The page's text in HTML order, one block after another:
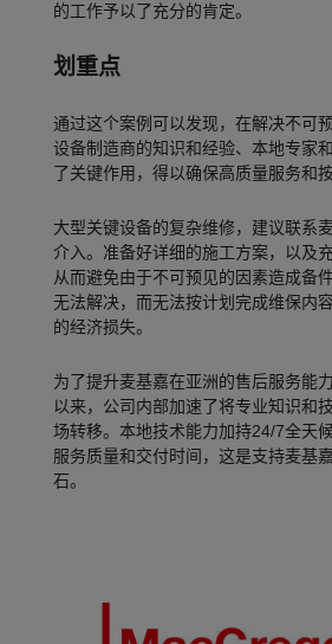
的工作予以了充分的肯定。
划重点
通过这个案例可以发现，在解决不可
设备制造商的知识和经验、本地专家
了关键作用，得以确保高质量服务和按
大型关键设备的复杂维修，建议联系
介入。准备好详细的施工方案，以及
从而避免由于不可预见的因素造成备
无法解决，而无法按计划完成维保内
的经济损失。
为了提升麦基嘉在亚洲的售后服务能
以来，公司内部加速了将专业知识和
场转移。本地技术能力加持24/7全天
服务质量和交付时间，这是支持麦基
石。